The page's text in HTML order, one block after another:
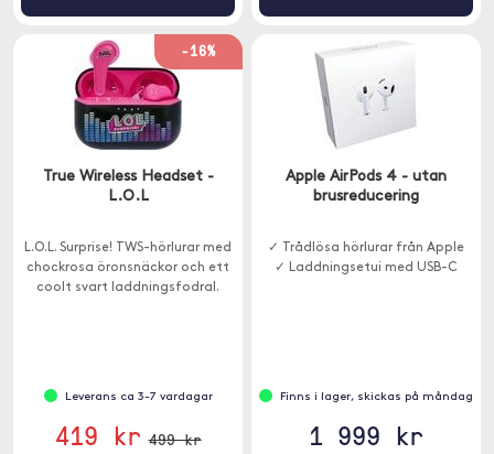
-16%
True Wireless Headset -
L.O.L
L.O.L. Surprise! TWS-hörlurar med
chockrosa öronsnäckor och ett
coolt svart laddningsfodral.
Leverans ca 3-7 vardagar
419 kr 499 kr
Apple AirPods 4 - utan
brusreducering
✓ Trådlösa hörlurar från Apple
✓ Laddningsetui med USB-C
Finns i lager, skickas på måndag
1 999 kr